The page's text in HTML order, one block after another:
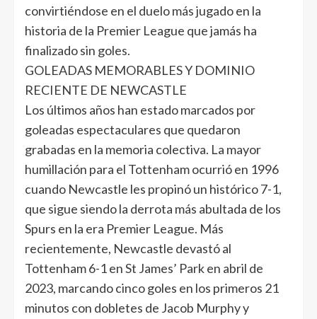
convirtiéndose en el duelo más jugado en la
historia de la Premier League que jamás ha
finalizado sin goles.
GOLEADAS MEMORABLES Y DOMINIO
RECIENTE DE NEWCASTLE
Los últimos años han estado marcados por
goleadas espectaculares que quedaron
grabadas en la memoria colectiva. La mayor
humillación para el Tottenham ocurrió en 1996
cuando Newcastle les propinó un histórico 7-1,
que sigue siendo la derrota más abultada de los
Spurs en la era Premier League. Más
recientemente, Newcastle devastó al
Tottenham 6-1 en St James’ Park en abril de
2023, marcando cinco goles en los primeros 21
minutos con dobletes de Jacob Murphy y